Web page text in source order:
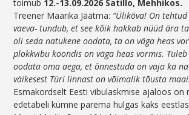
toimub 12.-13.09.2026 Satillo, Mehhikos.
Treener Maarika Jäätma: “Ülikõva! On
vaeva- tundub, et see kõik hakkab nüüd ära
oli seda natukene oodata, ta on väga heas
plokkvibu koondis on väga heas vormis.
oodata oma aega, et õnnestuda on vaja ka
väikesest Türi linnast on võimalik tõusta
Esmakordselt Eesti vibulaskmise ajaloos on
edetabeli kümne parema hulgas kaks